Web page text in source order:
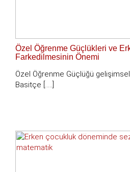
Özel Öğrenme Güçlükleri ve
Farkedilmesinin Önemi
Özel Öğrenme Güçlüğü
Basitçe [.....]